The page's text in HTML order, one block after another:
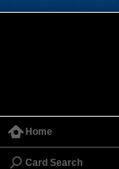
Home
Card Search